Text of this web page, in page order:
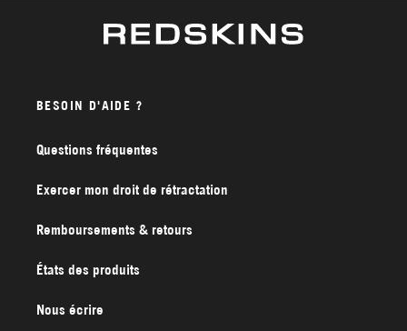
BESOIN D'AIDE ?
Questions fréquentes
Exercer mon droit de rétractation
Remboursements & retours
États des produits
Nous écrire